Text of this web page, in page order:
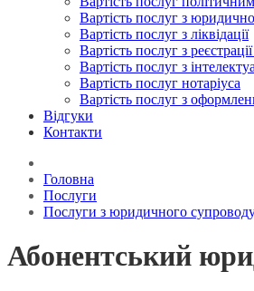
Вартість послуг з
Вартість послуг з ліквідації
Вартість послуг з
Вартість послуг з
Вартість послуг нотаріуса
Вартість послуг з
Відгуки
Контакти
Головна
Послуги
Послуги з юридичного
Абонентський